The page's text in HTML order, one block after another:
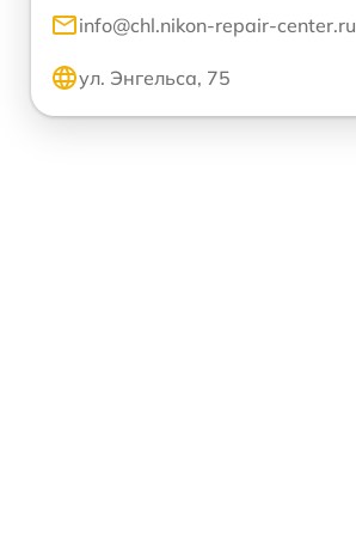
info@chl.nikon-repair-center.ru
ул. Энгельса, 75